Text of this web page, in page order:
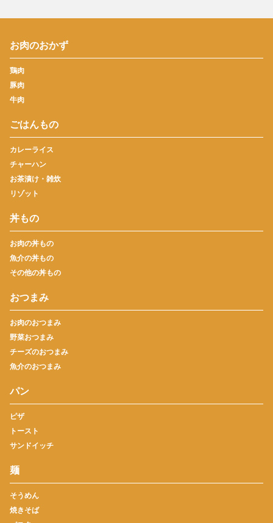
お肉のおかず
鶏肉
豚肉
牛肉
ごはんもの
カレーライス
チャーハン
お茶漬け・雑炊
リゾット
丼もの
お肉の丼もの
魚介の丼もの
その他の丼もの
おつまみ
お肉のおつまみ
野菜おつまみ
チーズのおつまみ
魚介のおつまみ
パン
ピザ
トースト
サンドイッチ
麺
そうめん
焼きそば